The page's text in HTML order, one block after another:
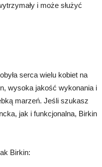
i może służyć
serca wielu kobiet na
wysoka jakość wykonania i
marzeń. Jeśli szukasz
jak i funkcjonalna, Birkin
Birkin: